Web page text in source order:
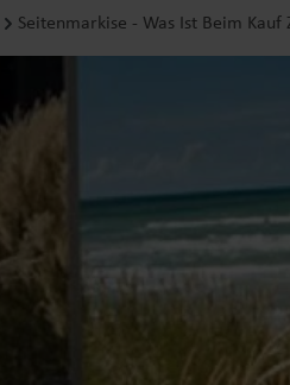
Seitenmarkise - Was Ist Beim Kauf